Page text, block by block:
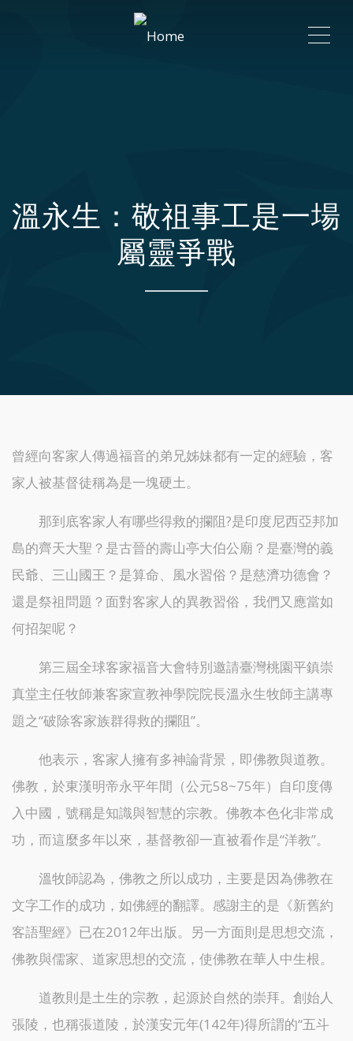
溫永生：敬祖事工是一場
屬靈爭戰
曾經向客家人傳過福音的弟兄姊妹都有一定的經驗，客
家人被基督徒稱為是一塊硬土。
那到底客家人有哪些得救的攔阻?是印度尼西亞邦加
島的齊天大聖？是古晉的壽山亭大伯公廟？是臺灣的義
民爺、三山國王？是算命、風水習俗？是慈濟功德會？
還是祭祖問題？面對客家人的異教習俗，我們又應當如
何招架呢？
第三屆全球客家福音大會特別邀請臺灣桃園平鎮崇
真堂主任牧師兼客家宣教神學院院長溫永生牧師主講專
題之“破除客家族群得救的攔阻”。
他表示，客家人擁有多神論背景，即佛教與道教。
佛教，於東漢明帝永平年間（公元58~75年）自印度傳
入中國，號稱是知識與智慧的宗教。佛教本色化非常成
功，而這麼多年以來，基督教卻一直被看作是“洋教”。
溫牧師認為，佛教之所以成功，主要是因為佛教在
文字工作的成功，如佛經的翻譯。感謝主的是《新舊約
客語聖經》已在2012年出版。另一方面則是思想交流，
佛教與儒家、道家思想的交流，使佛教在華人中生根。
道教則是土生的宗教，起源於自然的崇拜。創始人
張陵，也稱張道陵，於漢安元年(142年)得所謂的“五斗